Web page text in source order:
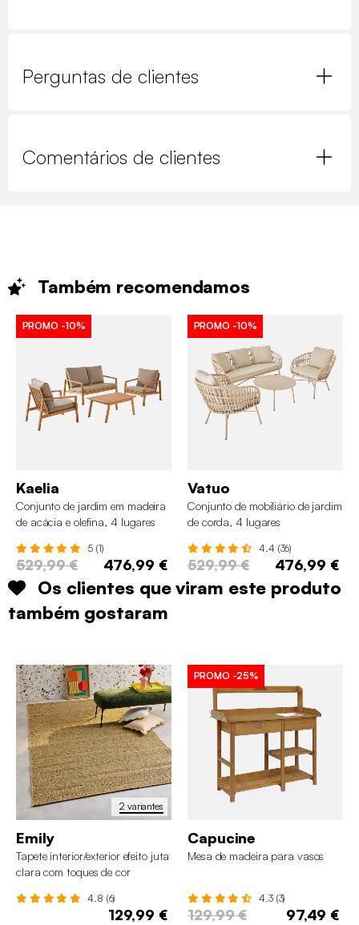
Perguntas de clientes
Comentários de clientes
Também recomendamos
PROMO -10%
Kaelia
Conjunto de jardim em madeira
de acácia e olefina, 4 lugares
5 (1)
529,99 € 476,99 €
PROMO -10%
Vatuo
Conjunto de mobiliário de jardim
de corda, 4 lugares
4.4 (36)
529,99 € 476,99 €
Os clientes que viram este produto
também gostaram
2 variantes
Emily
Tapete interior/exterior efeito juta
clara com toques de cor
4.8 (6)
129,99 €
PROMO -25%
Capucine
Mesa de madeira para vasos
4.3 (3)
129,99 € 97,49 €